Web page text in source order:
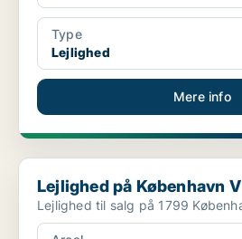
Type
Lejlighed
Mere info
Lejlighed på København V
Lejlighed på København V